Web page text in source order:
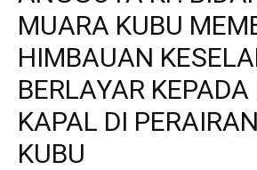
MUARA KUBU
HIMBAUAN
BERLAYAR KEPADA
KAPAL DI
KUBU‎